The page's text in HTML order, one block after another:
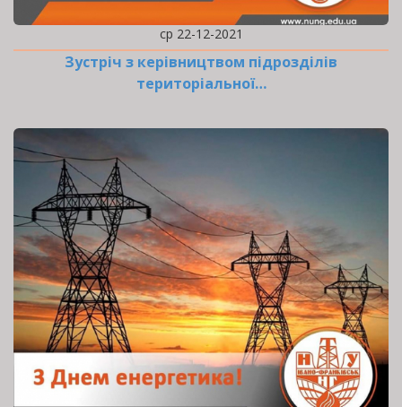
ср 22-12-2021
Зустріч з керівництвом підрозділів
територіальної…